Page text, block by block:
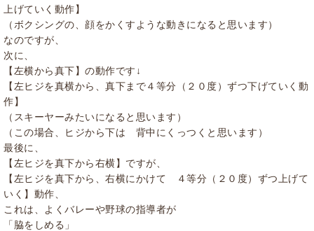
上げていく動作】
（ボクシングの、顔をかくすような動きになると思います）
なのですが、
次に、
【左横から真下】の動作です↓
【左ヒジを真横から、真下まで４等分（２０度）ずつ下げていく動
作】
（スキーヤーみたいになると思います）
（この場合、ヒジから下は 背中にくっつくと思います）
最後に、
【左ヒジを真下から右横】ですが、
【左ヒジを真下から、右横にかけて ４等分（２０度）ずつ上げて
いく】動作、
これは、よくバレーや野球の指導者が
「脇をしめる」